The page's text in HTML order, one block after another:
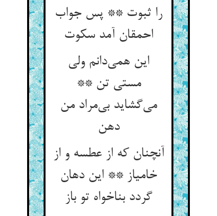
را ثبوت ** پس جواب
احمقان آمد سکوت
این همی‌دانم ولی
مستی تن **
می‌گشاید بی‌مراد من
دهن
آنچنان که از عطسه و از
خامیاز ** این دهان
گردد بناخواه تو باز